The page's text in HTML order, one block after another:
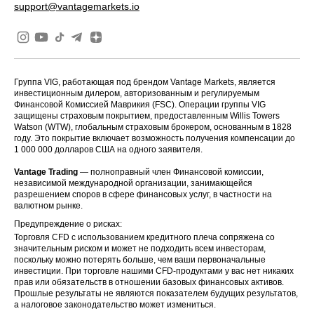
support@vantagemarkets.io
Группа VIG, работающая под брендом Vantage Markets, является
инвестиционным дилером, авторизованным и регулируемым
Финансовой Комиссией Маврикия (FSC). Операции группы VIG
защищены страховым покрытием, предоставленным Willis Towers
Watson (WTW), глобальным страховым брокером, основанным в 1828
году. Это покрытие включает возможность получения компенсации до
1 000 000 долларов США на одного заявителя.
Vantage Trading — полноправный член Финансовой комиссии,
независимой международной организации, занимающейся
разрешением споров в сфере финансовых услуг, в частности на
валютном рынке.
Предупреждение о рисках:
Торговля CFD с использованием кредитного плеча сопряжена со
значительным риском и может не подходить всем инвесторам,
поскольку можно потерять больше, чем ваши первоначальные
инвестиции. При торговле нашими CFD-продуктами у вас нет никаких
прав или обязательств в отношении базовых финансовых активов.
Прошлые результаты не являются показателем будущих результатов,
а налоговое законодательство может измениться.